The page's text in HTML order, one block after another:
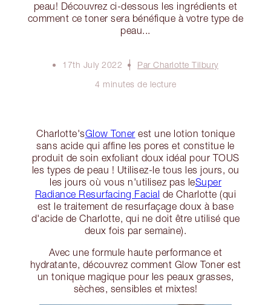
peau! Découvrez ci-dessous les ingrédients et
comment ce toner sera bénéfique à votre type de
peau...
17th July 2022
Par Charlotte Tilbury
4 minutes de lecture
Charlotte'sGlow Toner est une lotion tonique
sans acide qui affine les pores et constitue le
produit de soin exfoliant doux idéal pour TOUS
les types de peau ! Utilisez-le tous les jours, ou
les jours où vous n'utilisez pas leSuper
Radiance Resurfacing Facial de Charlotte (qui
est le traitement de resurfaçage doux à base
d'acide de Charlotte, qui ne doit être utilisé que
deux fois par semaine).
Avec une formule haute performance et
hydratante, découvrez comment Glow Toner est
un tonique magique pour les peaux grasses,
sèches, sensibles et mixtes!